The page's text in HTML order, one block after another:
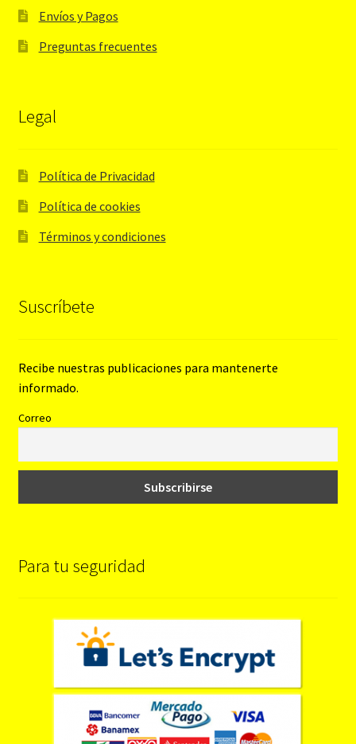
Envíos y Pagos
Preguntas frecuentes
Legal
Política de Privacidad
Política de cookies
Términos y condiciones
Suscríbete
Recibe nuestras publicaciones para mantenerte
informado.
Correo
Para tu seguridad